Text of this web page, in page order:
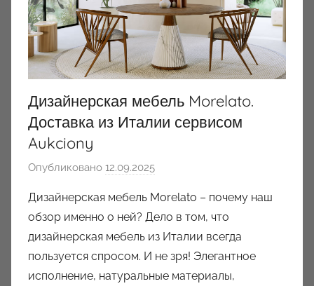
Дизайнерская мебель Morelato.
Доставка из Италии сервисом
Aukciony
Опубликовано 12.09.2025
т
о
р
о
м
Дизайнерская мебель Morelato – почему наш
обзор именно о ней? Дело в том, что
дизайнерская мебель из Италии всегда
пользуется спросом. И не зря! Элегантное
исполнение, натуральные материалы,